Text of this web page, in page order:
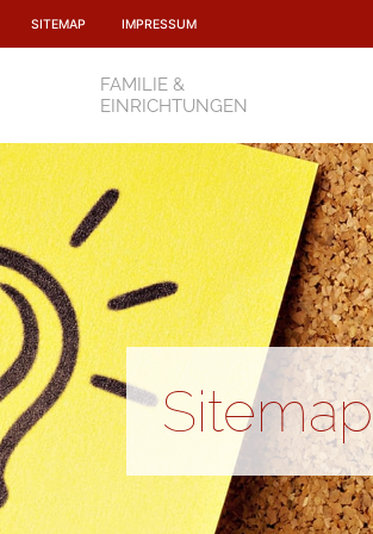
SITEMAP IMPRESSUM
FAMILIE &
EINRICHTUNGEN
Sitemap